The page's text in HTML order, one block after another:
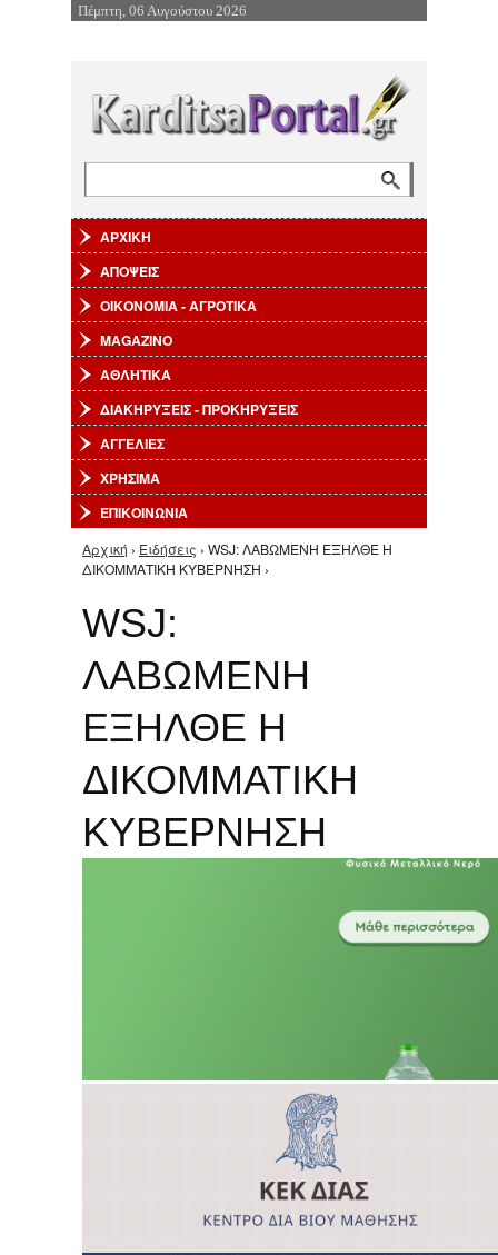
Επιστροφή στην Πλοήγηση
Πέμπτη, 06 Αυγούστου 2026
ΑΡΧΙΚΗ
ΑΠΟΨΕΙΣ
ΟΙΚΟΝΟΜΙΑ - ΑΓΡΟΤΙΚΑ
MAGAZINO
ΑΘΛΗΤΙΚΑ
ΔΙΑΚΗΡΥΞΕΙΣ - ΠΡΟΚΗΡΥΞΕΙΣ
ΑΓΓΕΛΙΕΣ
ΧΡΗΣΙΜΑ
ΕΠΙΚΟΙΝΩΝΙΑ
Είστε εδώ
Αρχική › Ειδήσεις › WSJ: ΛΑΒΩΜΕΝΗ ΕΞΗΛΘΕ Η
ΔΙΚΟΜΜΑΤΙΚΗ ΚΥΒΕΡΝΗΣΗ ›
WSJ:
ΛΑΒΩΜΕΝΗ
ΕΞΗΛΘΕ Η
ΔΙΚΟΜΜΑΤΙΚΗ
ΚΥΒΕΡΝΗΣΗ